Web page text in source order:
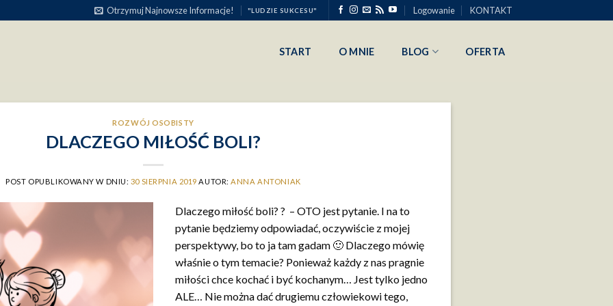
Otrzymuj Najnowsze Informacje! "LUDZIE SUKCESU" Logowanie KONTAKT
START O MNIE BLOG OFERTA
ROZWÓJ OSOBISTY
DLACZEGO MIŁOŚĆ BOLI?
POST OPUBLIKOWANY W DNIU: 30 SIERPNIA 2019 AUTOR: ANNA ANTONIAK
Dlaczego miłość boli? ? – OTO jest pytanie. I na to
pytanie będziemy odpowiadać, oczywiście z mojej
perspektywy, bo to ja tam gadam 🙂 Dlaczego mówię
właśnie o tym temacie? Ponieważ każdy z nas pragnie
miłości chce kochać i być kochanym… Jest tylko jedno
ALE… Nie można dać drugiemu człowiekowi tego,